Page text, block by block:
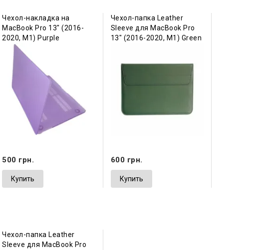
Чехол-накладка на
MacBook Pro 13" (2016-
2020, М1) Purple
500 грн.
Купить
Чехол-папка Leather
Sleeve для MacBook Pro
13" (2016-2020, М1) Green
600 грн.
Купить
Чехол-папка Leather
Sleeve для MacBook Pro